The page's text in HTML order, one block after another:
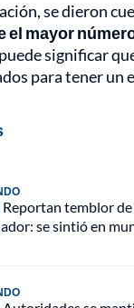
se dieron
el mayor
significar
para tener un
Reportan temblor
se sintió en